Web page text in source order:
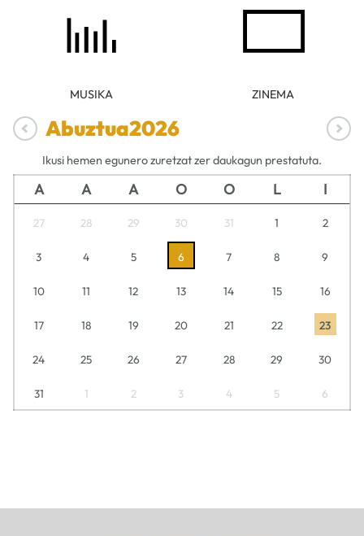
MUSIKA ZINEMA
Abuztua2026
Ikusi hemen egunero zuretzat zer daukagun prestatuta.
A A A O O L I
27 28 29 30 31 1 2
3 4 5 6 7 8 9
10 11 12 13 14 15 16
17 18 19 20 21 22 23
24 25 26 27 28 29 30
31 1 2 3 4 5 6